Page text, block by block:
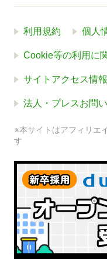
利用規約 個人
Cookie等の利用に
サイトアクセス情
法人・プレスお問
※本サイトはアフィリエ
す